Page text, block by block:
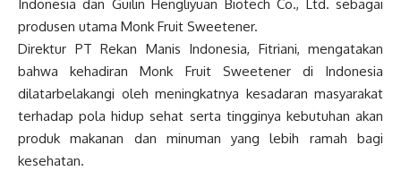
Indonesia dan Guilin Hengliyuan Biotech Co., Ltd. sebagai
produsen utama Monk Fruit Sweetener.
Direktur PT Rekan Manis Indonesia, Fitriani, mengatakan
bahwa kehadiran Monk Fruit Sweetener di Indonesia
dilatarbelakangi oleh meningkatnya kesadaran masyarakat
terhadap pola hidup sehat serta tingginya kebutuhan akan
produk makanan dan minuman yang lebih ramah bagi
kesehatan.